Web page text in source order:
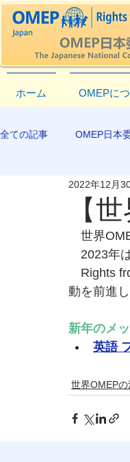
ホーム OMEPに
全ての記事 OMEP日本
EXCO-
【
2022年12月
世界
2023年
Rights
動を前進
新年のメ
英語
世界OMEPの